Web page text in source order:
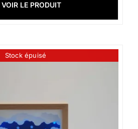
VOIR LE PRODUIT
Stock épuisé